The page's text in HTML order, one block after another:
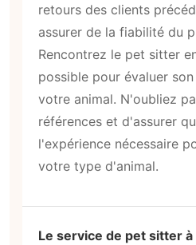
retours des clients
assurer de la fiabilité du
Rencontrez le pet sitter
possible pour évaluer
votre animal. N'oubliez
références et d'assurer
l'expérience nécessaire
votre type d'animal.
Le service de pet sitter